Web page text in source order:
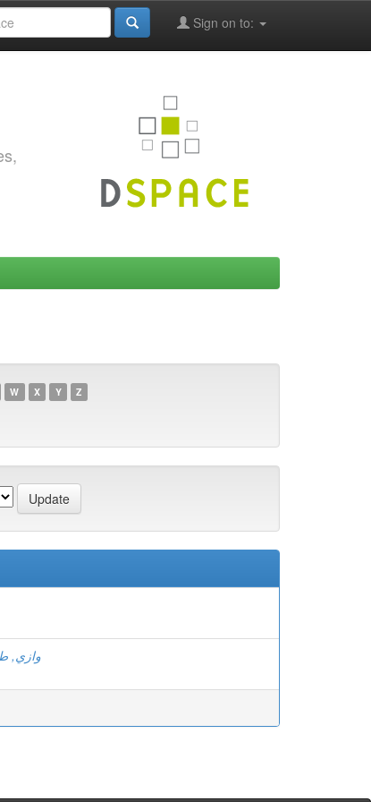
Sign on to:
W X Y Z
وازي,